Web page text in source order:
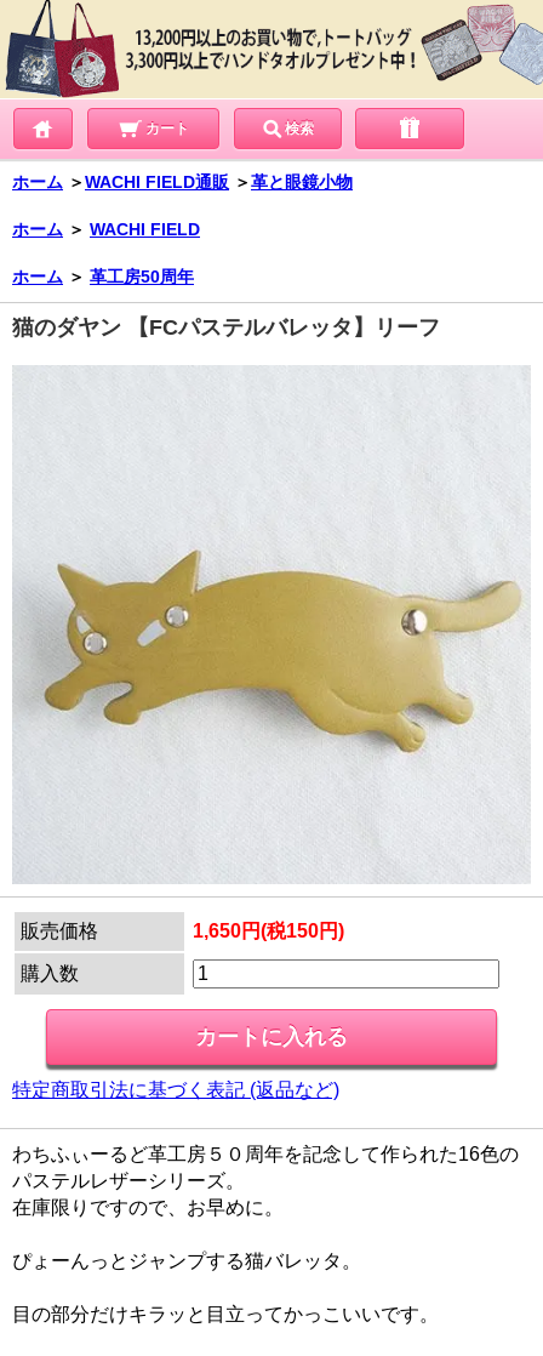
カート 検索
ホーム ＞WACHI FIELD通販 ＞革と眼鏡小物
ホーム ＞ WACHI FIELD
ホーム ＞ 革工房50周年
猫のダヤン 【FCパステルバレッタ】リーフ
販売価格 1,650円(税150円)
購入数
特定商取引法に基づく表記 (返品など)
わちふぃーるど革工房５０周年を記念して作られた16色の
パステルレザーシリーズ。
在庫限りですので、お早めに。
ぴょーんっとジャンプする猫バレッタ。
目の部分だけキラッと目立ってかっこいいです。